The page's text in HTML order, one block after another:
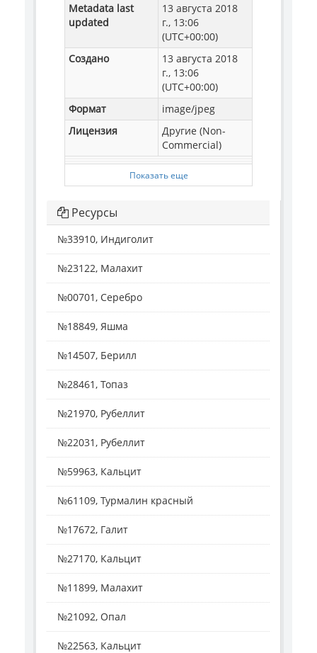
Metadata last
updated
13 августа 2018
г., 13:06
(UTC+00:00)
Создано
13 августа 2018
г., 13:06
(UTC+00:00)
Формат
image/jpeg
Лицензия
Другие (Non-
Commercial)
Показать еще
Ресурсы
№33910, Индиголит
№23122, Малахит
№00701, Серебро
№18849, Яшма
№14507, Берилл
№28461, Топаз
№21970, Рубеллит
№22031, Рубеллит
№59963, Кальцит
№61109, Турмалин красный
№17672, Галит
№27170, Кальцит
№11899, Малахит
№21092, Опал
№22563, Кальцит